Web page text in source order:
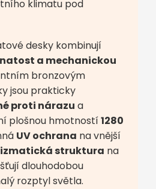
klimatu pod
desky kombinují
a mechanickou
bronzovým
jsou prakticky
proti nárazu a
plošnou hmotností1280
UV ochrana na vnější
struktura na
dlouhodobou
rozptyl světla.